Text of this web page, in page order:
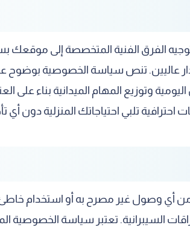
الفرق الفنية المتخصصة إلى
عاليين. تنص سياسة الخصوصية بوضوح
وتوزيع المهام الميدانية بناء
تلبي احتياجاتك المنزلية دون أي
أي وصول غير مصرح به أو استخدام
السيبرانية. تعتبر سياسة الخصوصية